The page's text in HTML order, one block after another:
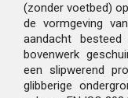
(zonder voetbed)
de vormgeving
aandacht
bovenwerk
een slipwerend
glibberige